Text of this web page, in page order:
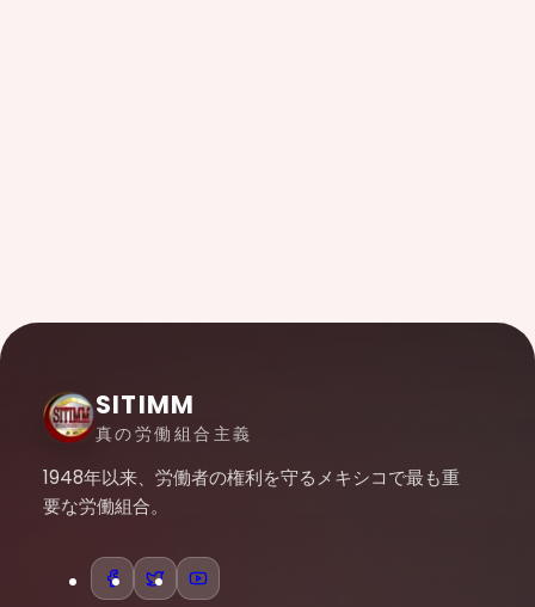
SITIMM
真の労働組合主義
1948年以来、労働者の権利を守るメキシコで最も重
要な労働組合。